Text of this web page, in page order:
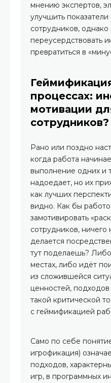
мнению экспертов,
улучшить
сотрудников, однако
переусердствовать
превратиться в
процессах:
мотивации
сотрудников?
Рано или поздно
когда работа
выполнение одних и
надоедает, но их
как лучших
видно. Как бы
замотивировать
сотрудников, ничего
делается
тут поделаешь?
местах, либо идёт
из сложившейся
ценностей,
такой критической
с геймификацией
Само по себе
игрофикация)
подходов,
игр, в программных